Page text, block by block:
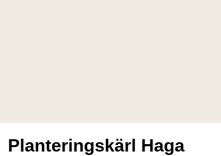
Planteringskärl Haga